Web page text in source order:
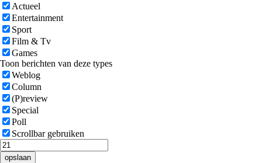
Actueel
Entertainment
Sport
Film & Tv
Games
Toon berichten van deze types
Weblog
Column
(P)review
Special
Poll
Scrollbar gebruiken
opslaan